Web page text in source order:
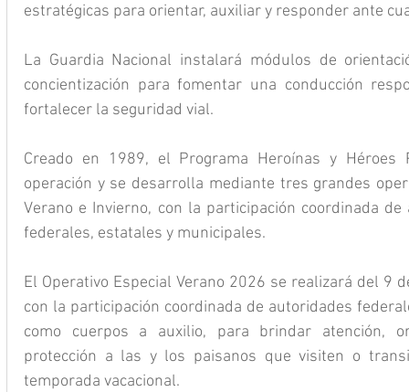
estratégicas para orientar, auxiliar y responder ante
La Guardia Nacional instalará módulos de
concientización para fomentar una conducción
fortalecer la seguridad vial.
Creado en 1989, el Programa Heroínas y Héroes
operación y se desarrolla mediante tres grandes
Verano e Invierno, con la participación coordinada
federales, estatales y municipales.
El Operativo Especial Verano 2026 se realizará del 9
con la participación coordinada de autoridades
como cuerpos a auxilio, para brindar atención,
protección a las y los paisanos que visiten o
temporada vacacional.